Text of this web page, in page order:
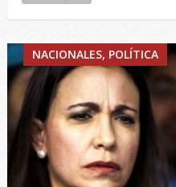
NACIONALES, POLÍTICA